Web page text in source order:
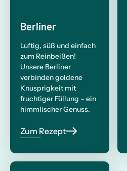
Berliner
Luftig, süß und einfach
zum Reinbeißen!
Unsere Berliner
verbinden goldene
Knusprigkeit mit
fruchtiger Füllung – ein
himmlischer Genuss.
Zum Rezept